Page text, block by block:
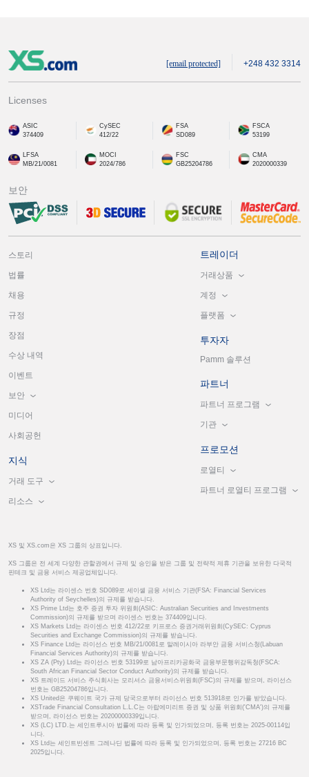
[email protected] +248 432 3314
Licenses
ASIC
374409
CySEC
412/22
FSA
SD089
FSCA
53199
LFSA
MB/21/0081
MOCI
2024/786
FSC
GB25204786
CMA
2020000339
보안
스토리
법률
채용
규정
장점
수상 내역
이벤트
보안
미디어
사회공헌
지식
거래 도구
리소스
트레이더
거래상품
계정
플랫폼
투자자
Pamm 솔루션
파트너
파트너 프로그램
기관
프로모션
로열티
파트너 로열티 프로그램
XS 및 XS.com은 XS 그룹의 상표입니다.
XS 그룹은 전 세계 다양한 관할권에서 규제 및 승인을 받은 그룹 및 전략적 제휴 기관을 보유한 다국적
핀테크 및 금융 서비스 제공업체입니다.
XS Ltd는 라이센스 번호 SD089로 세이셸 금융 서비스 기관(FSA: Financial Services
Authority of Seychelles)의 규제를 받습니다.
XS Prime Ltd는 호주 증권 투자 위원회(ASIC: Australian Securities and Investments
Commission)의 규제를 받으며 라이센스 번호는 374409입니다.
XS Markets Ltd는 라이센스 번호 412/22로 키프로스 증권거래위원회(CySEC: Cyprus
Securities and Exchange Commission)의 규제를 받습니다.
XS Finance Ltd는 라이선스 번호 MB/21/0081로 말레이시아 라부안 금융 서비스청(Labuan
Financial Services Authority)의 규제를 받습니다.
XS ZA (Pty) Ltd는 라이선스 번호 53199로 남아프리카공화국 금융부문행위감독청(FSCA:
South African Financial Sector Conduct Authority)의 규제를 받습니다.
XS 트레이드 서비스 주식회사는 모리셔스 금융서비스위원회(FSC)의 규제를 받으며, 라이선스
번호는 GB25204786입니다.
XS United은 쿠웨이트 국가 규제 당국으로부터 라이선스 번호 513918로 인가를 받았습니다.
XSTrade Financial Consultation L.L.C는 아랍에미리트 증권 및 상품 위원회('CMA')의 규제를
받으며, 라이선스 번호는 20200000339입니다.
XS (LC) LTD.는 세인트루시아 법률에 따라 등록 및 인가되었으며, 등록 번호는 2025-00114입
니다.
XS Ltd는 세인트빈센트 그레나딘 법률에 따라 등록 및 인가되었으며, 등록 번호는 27216 BC
2025입니다.